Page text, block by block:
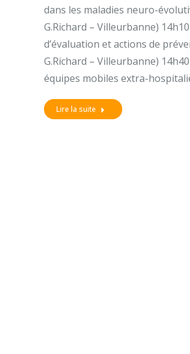
dans les maladies neuro-
G.Richard – Villeurbanne)
d’évaluation et actions de
G.Richard – Villeurbanne)
équipes mobiles extra-
Lire la suite